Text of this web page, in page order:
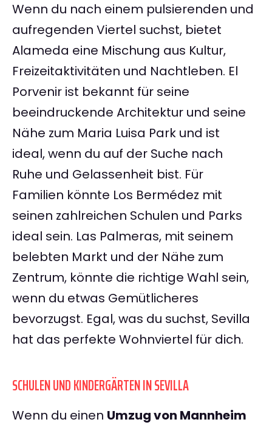
Wenn du nach einem pulsierenden und
aufregenden Viertel suchst, bietet
Alameda eine Mischung aus Kultur,
Freizeitaktivitäten und Nachtleben. El
Porvenir ist bekannt für seine
beeindruckende Architektur und seine
Nähe zum Maria Luisa Park und ist
ideal, wenn du auf der Suche nach
Ruhe und Gelassenheit bist. Für
Familien könnte Los Bermédez mit
seinen zahlreichen Schulen und Parks
ideal sein. Las Palmeras, mit seinem
belebten Markt und der Nähe zum
Zentrum, könnte die richtige Wahl sein,
wenn du etwas Gemütlicheres
bevorzugst. Egal, was du suchst, Sevilla
hat das perfekte Wohnviertel für dich.
SCHULEN UND KINDERGÄRTEN IN SEVILLA
Wenn du einen Umzug von Mannheim